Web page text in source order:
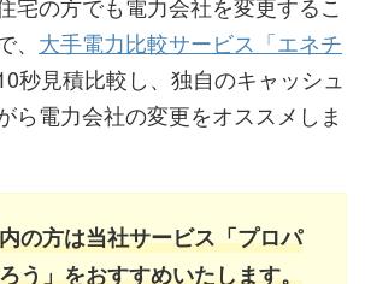
大手電力比較サービス「エネチ
秒見積比較し、独自のキャッシュ
ら電力会社の変更をオススメしま
の方は当社サービス「プロパ
う」をおすすめいたします。